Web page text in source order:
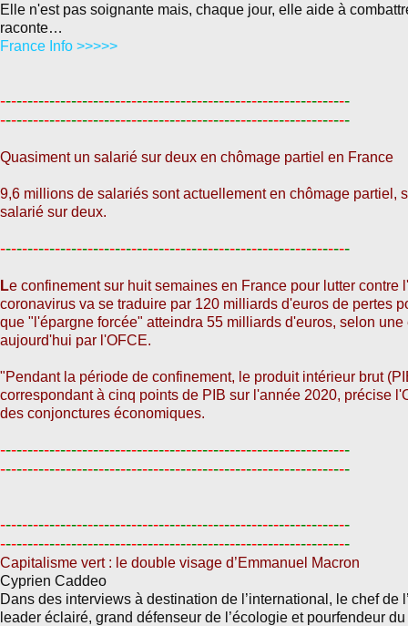
Elle n'est pas soignante mais, chaque jour, elle aide à
raconte…
France Info >>>>>
----------------------------------------------------------------
----------------------------------------------------------------
Quasiment un salarié sur deux en chômage partiel en France
9,6 millions de salariés sont actuellement en chômage partiel,
salarié sur deux.
----------------------------------------------------------------
Le confinement sur huit semaines en France pour lutter contre
coronavirus va se traduire par 120 milliards d'euros de pertes
que "l'épargne forcée" atteindra 55 milliards d'euros, selon
aujourd'hui par l'OFCE.
"Pendant la période de confinement, le produit intérieur brut
correspondant à cinq points de PIB sur l'année 2020, précise
des conjonctures économiques.
----------------------------------------------------------------
----------------------------------------------------------------
----------------------------------------------------------------
----------------------------------------------------------------
Capitalisme vert : le double visage d’Emmanuel Macron
Cyprien Caddeo
Dans des interviews à destination de l’international, le chef de
leader éclairé, grand défenseur de l’écologie et pourfendeur